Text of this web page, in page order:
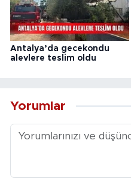
Antalya’da gecekondu
alevlere teslim oldu
Yorumlar